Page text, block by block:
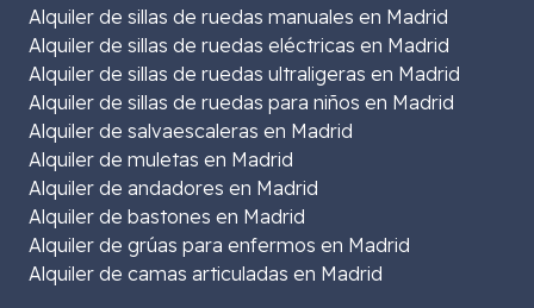
Alquiler de sillas de ruedas manuales en Madrid
Alquiler de sillas de ruedas eléctricas en Madrid
Alquiler de sillas de ruedas ultraligeras en Madrid
Alquiler de sillas de ruedas para niños en Madrid
Alquiler de salvaescaleras en Madrid
Alquiler de muletas en Madrid
Alquiler de andadores en Madrid
Alquiler de bastones en Madrid
Alquiler de grúas para enfermos en Madrid
Alquiler de camas articuladas en Madrid